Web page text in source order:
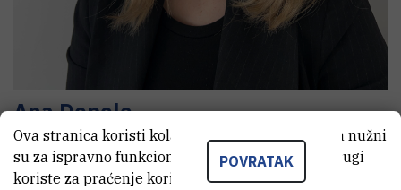
AnaDepolo
Asistent
POVRATAK
Ova stranica koristi kolačiće. Neki od tih kolačića nužni
su za ispravno funkcioniranje stranice, dok se drugi
koriste za praćenje korištenja stranice radi